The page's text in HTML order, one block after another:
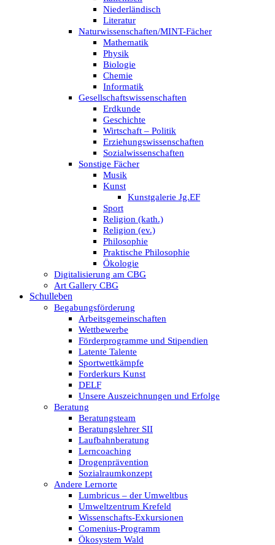
Niederländisch
Literatur
Naturwissenschaften/MINT-Fächer
Mathematik
Physik
Biologie
Chemie
Informatik
Gesellschaftswissenschaften
Erdkunde
Geschichte
Wirtschaft – Politik
Erziehungswissenschaften
Sozialwissenschaften
Sonstige Fächer
Musik
Kunst
Kunstgalerie Jg.EF
Sport
Religion (kath.)
Religion (ev.)
Philosophie
Praktische Philosophie
Ökologie
Digitalisierung am CBG
Art Gallery CBG
Schulleben
Begabungsförderung
Arbeitsgemeinschaften
Wettbewerbe
Förderprogramme und Stipendien
Latente Talente
Sportwettkämpfe
Forderkurs Kunst
DELF
Unsere Auszeichnungen und Erfolge
Beratung
Beratungsteam
Beratungslehrer SII
Laufbahnberatung
Lerncoaching
Drogenprävention
Sozialraumkonzept
Andere Lernorte
Lumbricus – der Umweltbus
Umweltzentrum Krefeld
Wissenschafts-Exkursionen
Comenius-Programm
Ökosystem Wald